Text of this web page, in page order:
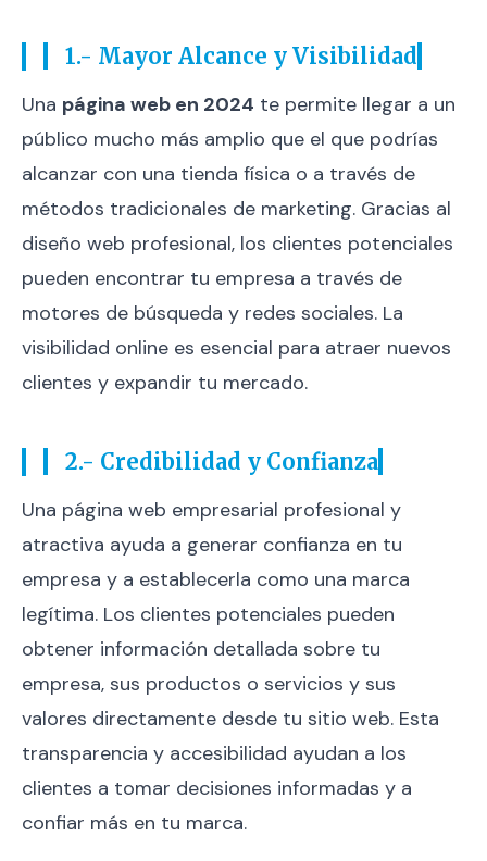
1.- Mayor Alcance y Visibilidad
Una página web en 2024 te permite llegar a un
público mucho más amplio que el que podrías
alcanzar con una tienda física o a través de
métodos tradicionales de marketing. Gracias al
diseño web profesional, los clientes potenciales
pueden encontrar tu empresa a través de
motores de búsqueda y redes sociales. La
visibilidad online es esencial para atraer nuevos
clientes y expandir tu mercado.
2.- Credibilidad y Confianza
Una página web empresarial profesional y
atractiva ayuda a generar confianza en tu
empresa y a establecerla como una marca
legítima. Los clientes potenciales pueden
obtener información detallada sobre tu
empresa, sus productos o servicios y sus
valores directamente desde tu sitio web. Esta
transparencia y accesibilidad ayudan a los
clientes a tomar decisiones informadas y a
confiar más en tu marca.